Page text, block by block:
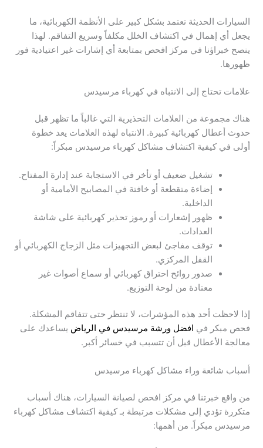
السيارات الحديثة تعتمد بشكل كبير على الأنظمة الكهربائية، ما
يجعل أي إهمال في اكتشاف الخلل مكلفاً وسريع التفاقم. لهذا
ينصح خبراؤنا في مركز افحص بمتابعة أي إشارات غير اعتيادية فور
ظهورها.
علامات تحتاج إلى الانتباه في كهرباء مرسيدس
هناك مجموعة من العلامات التحذيرية التي غالباً ما تظهر قبل
حدوث أعطال كهربائية كبيرة. الانتباه لهذه العلامات يعد خطوة
أولى في كيفية اكتشاف مشاكل كهرباء مرسيدس مبكراً:
تشغيل ضعيف أو تأخر في الاستجابة عند إدارة المفتاح.
إضاءة متقطعة أو خافتة في المصابيح الأمامية أو
الداخلية.
ظهور إشعارات أو رموز تحذير كهربائية على شاشة
العدادات.
توقف مفاجئ لبعض التجهيزات مثل الزجاج الكهربائي أو
القفل المركزي.
صدور روائح احتراق كهربائي أو سماع أصوات غير
معتادة من لوحة التوزيع.
إذا لاحظت أحد هذه المؤشرات، لا تنتظر حتى تتفاقم المشكلة.
فحص مبكر في افضل ورشة مرسيدس في الرياض يساعدك على
معالجة الأعطال قبل أن تتسبب في خسائر أكبر.
أسباب شائعة وراء مشاكل كهرباء مرسيدس
من واقع خبرتنا في مركز افحص لصيانة السيارات، هناك أسباب
متكررة تؤدي إلى مشكلات مرتبطة بـ كيفية اكتشاف مشاكل كهرباء
مرسيدس مبكراً. من أهمها: